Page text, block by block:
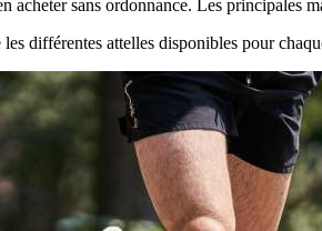
sans ordonnance. Les principales
différentes attelles disponibles pour